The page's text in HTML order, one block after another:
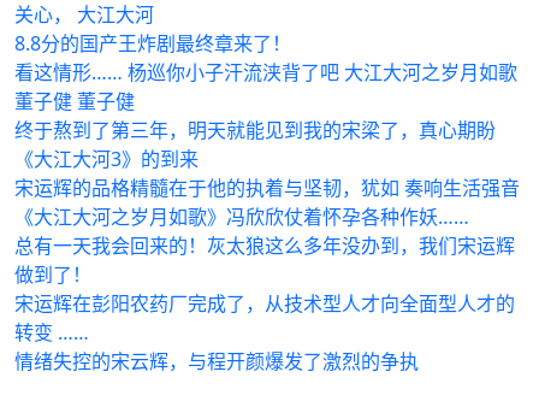
关心， 大江大河
8.8分的国产王炸剧最终章来了！
看这情形…… 杨巡你小子汗流浃背了吧 大江大河之岁月如歌
董子健 董子健
终于熬到了第三年，明天就能见到我的宋梁了，真心期盼
《大江大河3》的到来
宋运辉的品格精髓在于他的执着与坚韧，犹如 奏响生活强音
《大江大河之岁月如歌》冯欣欣仗着怀孕各种作妖……
总有一天我会回来的！灰太狼这么多年没办到，我们宋运辉
做到了！
宋运辉在彭阳农药厂完成了，从技术型人才向全面型人才的
转变 ……
情绪失控的宋云辉，与程开颜爆发了激烈的争执